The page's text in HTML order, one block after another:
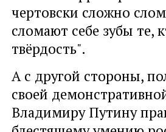
чертовски сложно
сломают себе зубы те,
твёрдость".
А с другой стороны,
своей
Владимиру Путину